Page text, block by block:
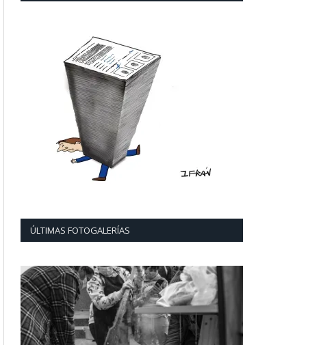
ÚLTIMAS FOTOGALERÍAS